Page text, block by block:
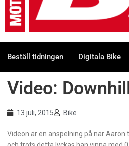
Beställ tidningen Digitala Bike
Video:
13 juli, 2015 Bike
Videon är en anspelning på när
och trots detta lyckas han vinna med